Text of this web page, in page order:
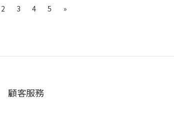
2 3 4 5 »
顧客服務